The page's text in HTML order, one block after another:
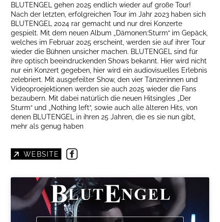
BLUTENGEL gehen 2025 endlich wieder auf große Tour!
Nach der letzten, erfolgreichen Tour im Jahr 2023 haben sich
BLUTENGEL 2024 rar gemacht und nur drei Konzerte
gespielt. Mit dem neuen Album „Dämonen:Sturm“ im Gepäck,
welches im Februar 2025 erscheint, werden sie auf ihrer Tour
wieder die Bühnen unsicher machen. BLUTENGEL sind für
ihre optisch beeindruckenden Shows bekannt. Hier wird nicht
nur ein Konzert gegeben, hier wird ein audiovisuelles Erlebnis
zelebriert. Mit ausgefeilter Show, den vier Tänzerinnen und
Videoproejektionen werden sie auch 2025 wieder die Fans
bezaubern. Mit dabei natürlich die neuen Hitsingles „Der
Sturm“ und „Nothing left“, sowie auch alle älteren Hits, von
denen BLUTENGEL in ihren 25 Jahren, die es sie nun gibt,
mehr als genug haben
WEBSITE